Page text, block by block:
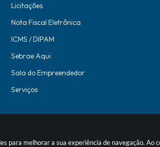
para melhorar a sua experiência de navegação. Ao
Licitações
Nota Fiscal Eletrônica
ICMS / DIPAM
Sebrae Aqui
Sala do Empreendedor
Serviços